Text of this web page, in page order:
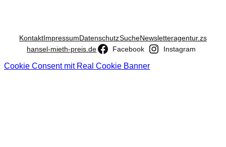
KontaktImpressumDatenschutzSucheNewsletteragentur.zs
hansel-mieth-preis.de
Facebook Instagram
Cookie Consent mit Real Cookie Banner